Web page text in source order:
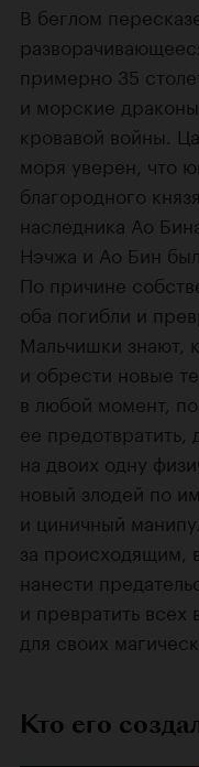
В беглом
примерно 35
и морские
кровавой войны.
моря уверен, что
благородного
наследника Ао
Нэчжа и Ао Бин
По причине
оба погибли и
Мальчишки знают,
и обрести новые
в любой момент,
ее предотвратить,
на двоих одну
новый злодей по
и циничный
за происходящим,
нанести
и превратить
для своих
Кто его